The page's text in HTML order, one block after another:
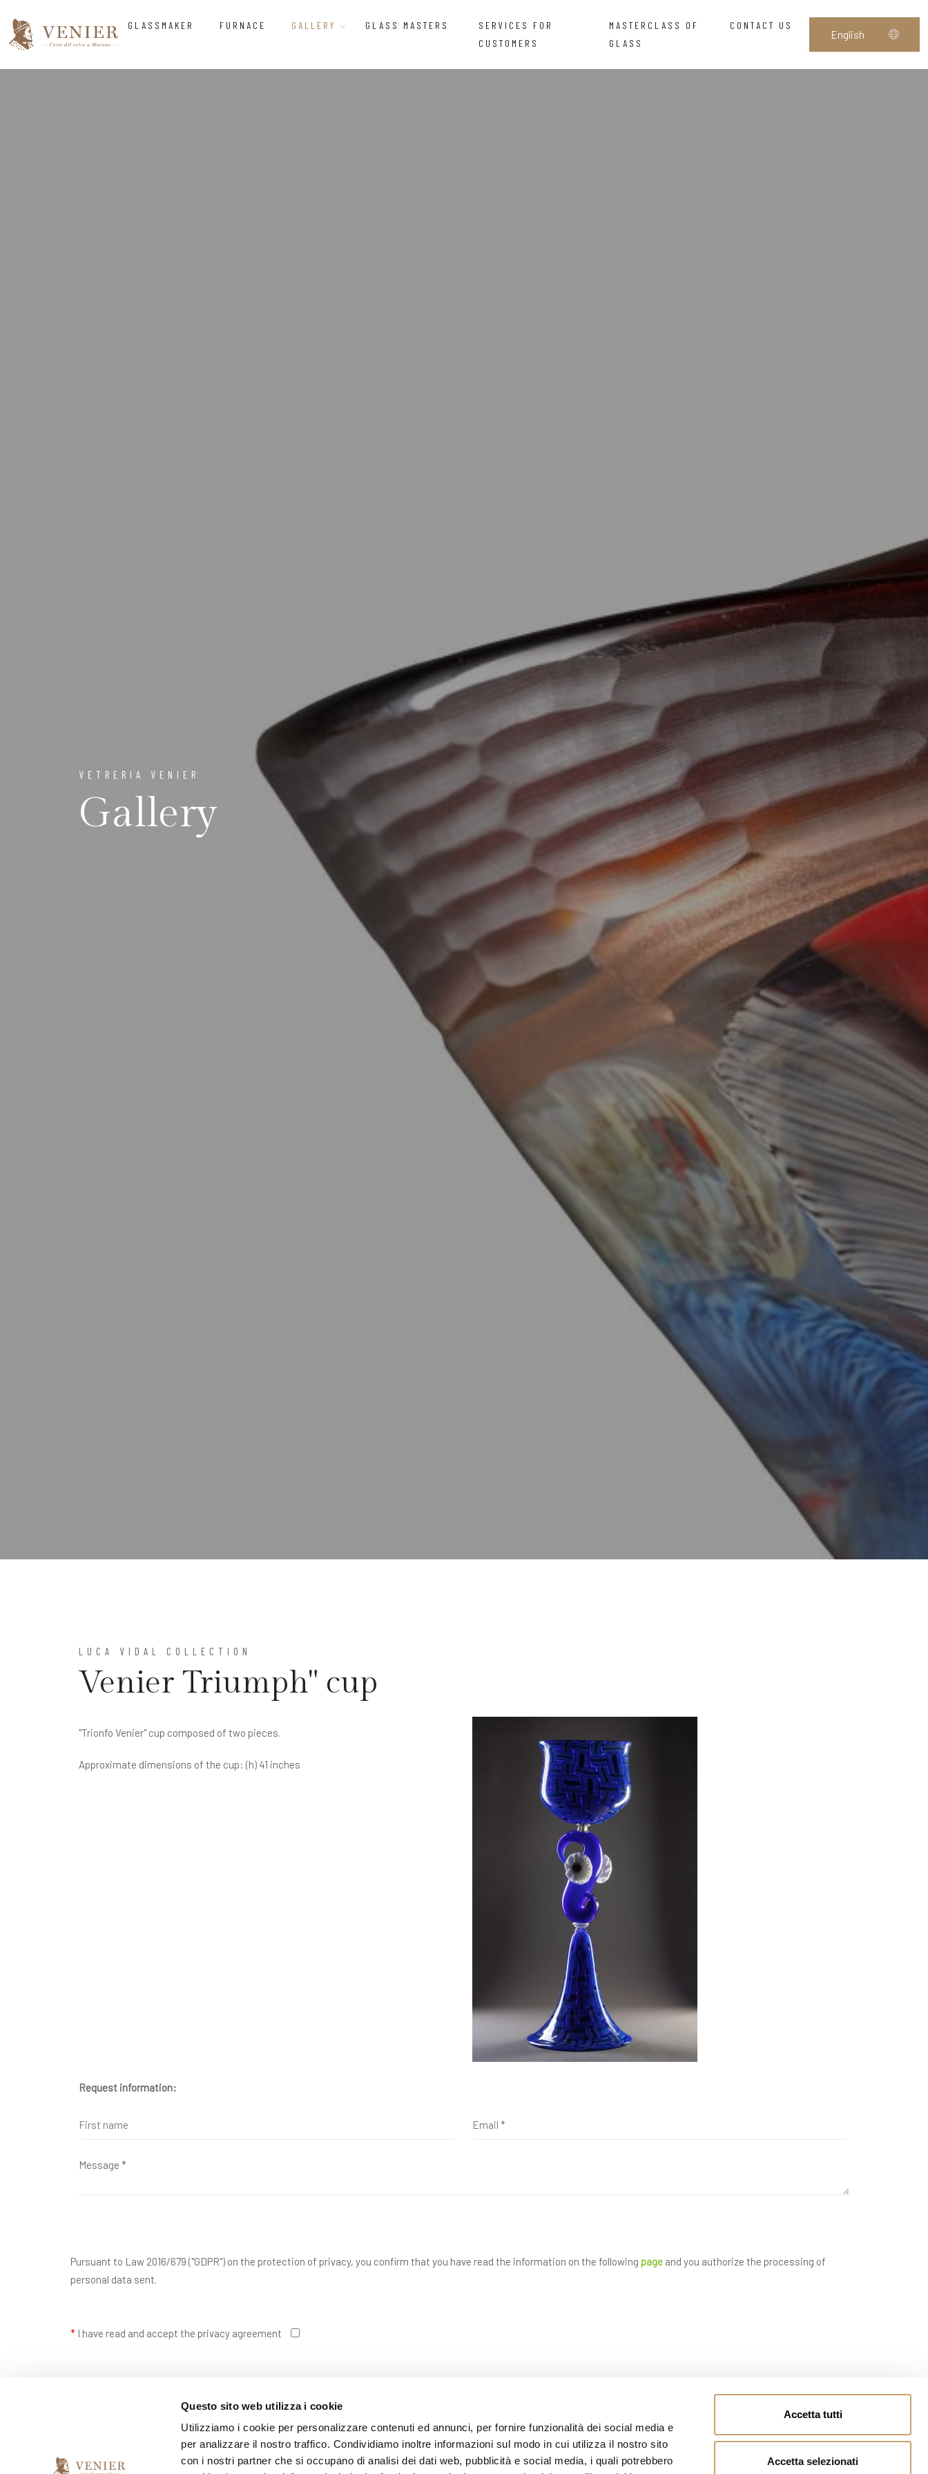
Questo sito web utilizza i cookie
Utilizziamo i cookie per personalizzare contenuti ed annunci, per fornire funzionalità dei social media e
per analizzare il nostro traffico. Condividiamo inoltre informazioni sul modo in cui utilizza il nostro sito
con i nostri partner che si occupano di analisi dei dati web, pubblicità e social media, i quali potrebbero
Accetta tutti
Accetta selezionati
GLASSMAKER FURNACE GALLERY GLASS MASTERS
SERVICES FOR
CUSTOMERS
MASTERCLASS OF
GLASS
CONTACT US
VETRERIA VENIER
Gallery
LUCA VIDAL COLLECTION
Venier Triumph" cup
"Trionfo Venier" cup composed of two pieces.
Approximate dimensions of the cup: (h) 41 inches
Request information:
Pursuant to Law 2016/679 ("GDPR") on the protection of privacy, you confirm that you have read the information on the following page and you authorize the processing of
personal data sent.
* I have read and accept the privacy agreement
SEND